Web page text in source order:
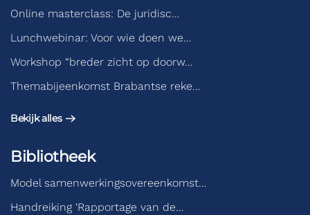
Online masterclass: De juridisc…
Lunchwebinar: Voor wie doen we…
Workshop “breder zicht op doorw…
Themabijeenkomst Brabantse reke…
Bekijk alles
Bibliotheek
Model samenwerkingsovereenkomst…
Handreiking ‘Rapportage van de…